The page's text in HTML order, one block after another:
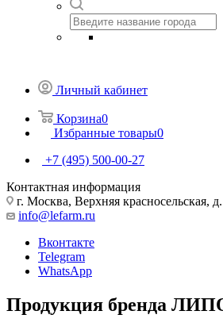
Личный кабинет
Корзина0
Избранные товары0
+7 (495) 500-00-27
Контактная информация
г. Москва, Верхняя красносельская,
info@lefarm.ru
Вконтакте
Telegram
WhatsApp
Продукция бренда